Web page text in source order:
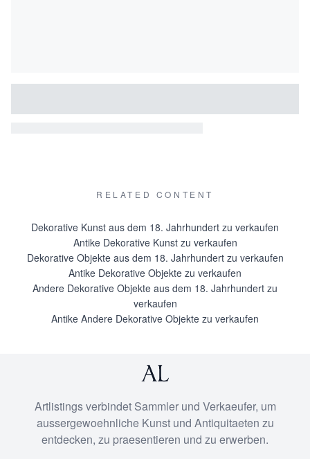
RELATED CONTENT
Dekorative Kunst aus dem 18. Jahrhundert zu verkaufen
Antike Dekorative Kunst zu verkaufen
Dekorative Objekte aus dem 18. Jahrhundert zu verkaufen
Antike Dekorative Objekte zu verkaufen
Andere Dekorative Objekte aus dem 18. Jahrhundert zu
verkaufen
Antike Andere Dekorative Objekte zu verkaufen
Artlistings verbindet Sammler und Verkaeufer, um
aussergewoehnliche Kunst und Antiquitaeten zu
entdecken, zu praesentieren und zu erwerben.